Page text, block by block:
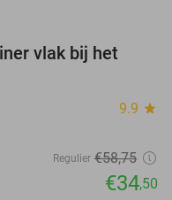
vlak bij het
9.9 star
Regulier €58,75
€34,50